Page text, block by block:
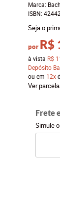
Marca:
ISBN: 42442
Seja o
por R$
à vista R$
Depósito
ou em 12x
Ver
Frete
Simule